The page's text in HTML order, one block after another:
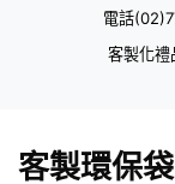
電話
客製化禮
客製環保袋